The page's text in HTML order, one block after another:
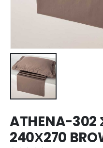
ATHENA-302
240Χ270